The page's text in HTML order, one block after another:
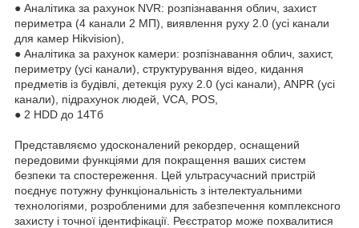
● Аналітика за рахунок NVR: розпізнавання облич, захист
периметра (4 канали 2 МП), виявлення руху 2.0 (усі канали
для камер Hikvision),
● Аналітика за рахунок камери: розпізнавання облич, захист,
периметру (усі канали), структурування відео, кидання
предметів із будівлі, детекція руху 2.0 (усі канали), ANPR (усі
канали), підрахунок людей, VCA, POS,
● 2 HDD до 14Тб
Представляємо удосконалений рекордер, оснащений
передовими функціями для покращення ваших систем
безпеки та спостереження. Цей ультрасучасний пристрій
поєднує потужну функціональність з інтелектуальними
технологіями, розробленими для забезпечення комплексного
захисту і точної ідентифікації. Реєстратор може похвалитися